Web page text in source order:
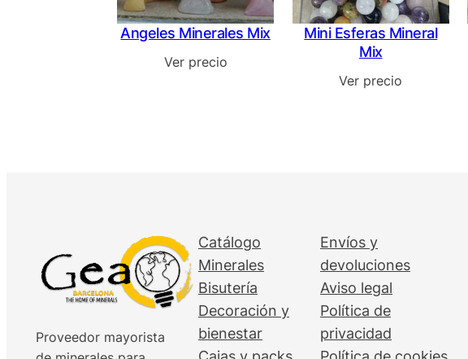
Angeles Minerales Mix
Ver precio
Mini Esferas Mineral
Mix
Ver precio
Proveedor mayorista
Catálogo
Minerales
Bisutería
Decoración y
bienestar
Envíos y
devoluciones
Aviso legal
Política de
privacidad